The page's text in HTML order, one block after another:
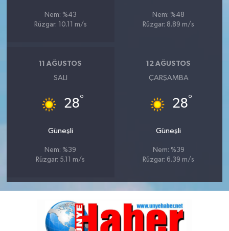
Nem: %43
Rüzgar: 10.11 m/s
Nem: %48
Rüzgar: 8.89 m/s
11 AĞUSTOS
SALI
28°
Güneşli
Nem: %39
Rüzgar: 5.11 m/s
12 AĞUSTOS
ÇARŞAMBA
28°
Güneşli
Nem: %39
Rüzgar: 6.39 m/s